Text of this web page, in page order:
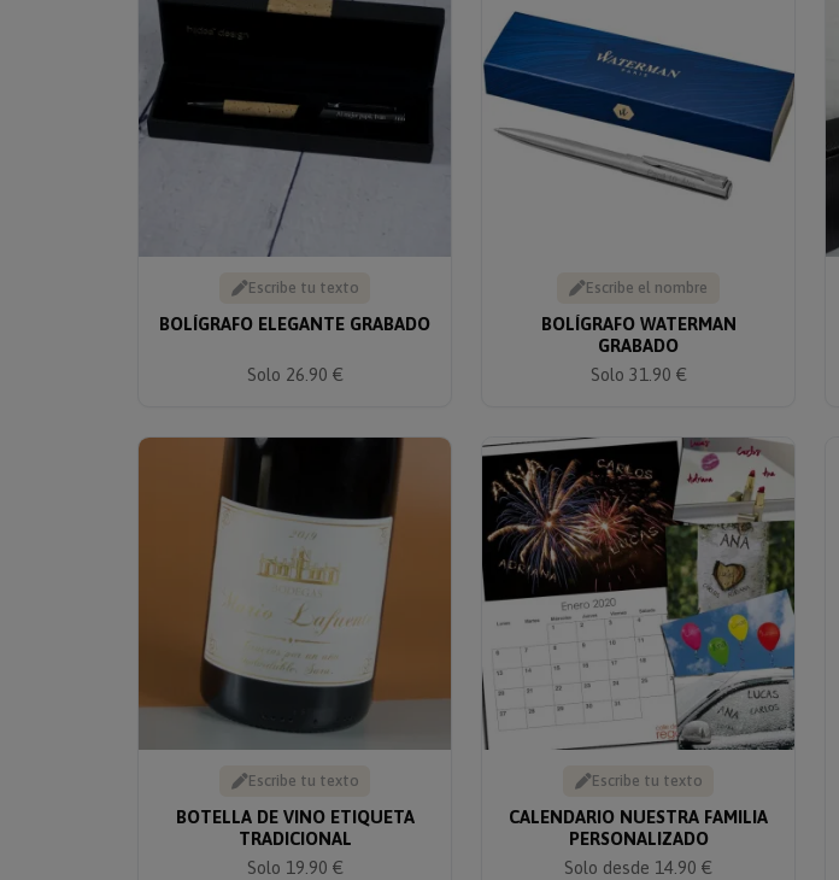
Escribe tu texto
BOLÍGRAFO ELEGANTE GRABADO
Solo 26.90 €
Escribe el nombre
BOLÍGRAFO WATERMAN
GRABADO
Solo 31.90 €
Escribe tu texto
BOTELLA DE VINO ETIQUETA
TRADICIONAL
Solo 19.90 €
Escribe tu texto
CALENDARIO NUESTRA FAMILIA
PERSONALIZADO
Solo desde 14.90 €